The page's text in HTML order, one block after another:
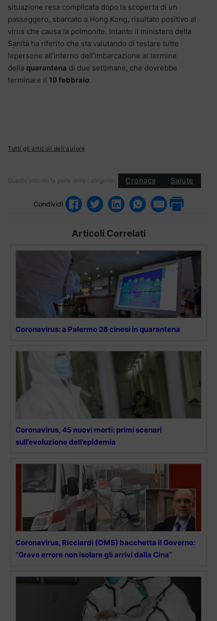
situazione resa complicata dopo la scoperta di un
passeggero, sbarcato a Hong Kong, risultato positivo al
virus che causa la polmonite. Intanto il ministero della
Sanità ha riferito che sta valutando di testare tutte
lepersone all’interno dell’imbarcazione al termine
della quarantena di due settimane, che dovrebbe
terminare il 19 febbraio.
Tutti gli articoli dell'autore
Questo articolo fa parte delle categorie: Cronaca Salute
Condividi
Articoli Correlati
Coronavirus: a Palermo 28 cinesi in quarantena
Coronavirus, 45 nuovi morti: primi scenari
sull’evoluzione dell’epidemia
Coronavirus, Ricciardi (OMS) bacchetta il Governo:
“Grave errore non isolare gli arrivi dalla Cina”